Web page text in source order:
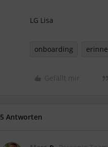
LG Lisa
onboarding
Gefällt mir
5 Antworten